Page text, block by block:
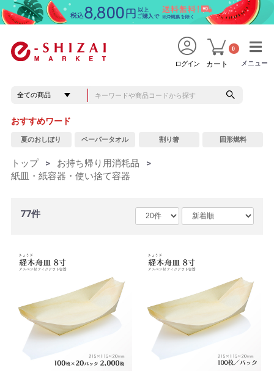
メニュー
メニュー
ログイン カート
0
おすすめワード
夏のおしぼり ペーパータオル 割り箸 固形燃料
トップ > お持ち帰り用消耗品
>
紙皿・紙容器・使い捨て容器
77件